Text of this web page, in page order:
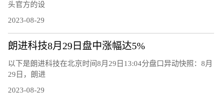
头官方的设
2023-08-29
朗进科技8月29日盘中涨幅达5%
以下是朗进科技在北京时间8月29日13:04分盘口异动快照：8月
29日，朗进
2023-08-29